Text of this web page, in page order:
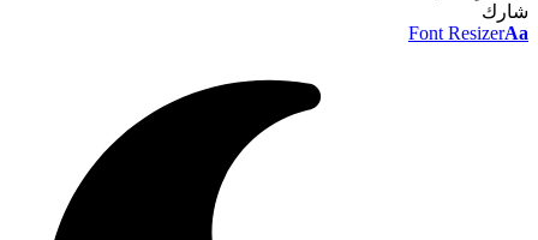
شارك
Font ResizerAa